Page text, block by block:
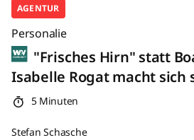
AGENTUR
Personalie
"Frisches Hirn" statt
Isabelle Rogat macht sich
5 Minuten
Stefan Schasche